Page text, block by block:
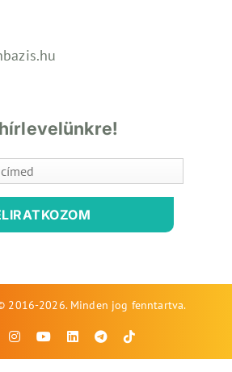
2016-2026. Minden jog fenntartva.